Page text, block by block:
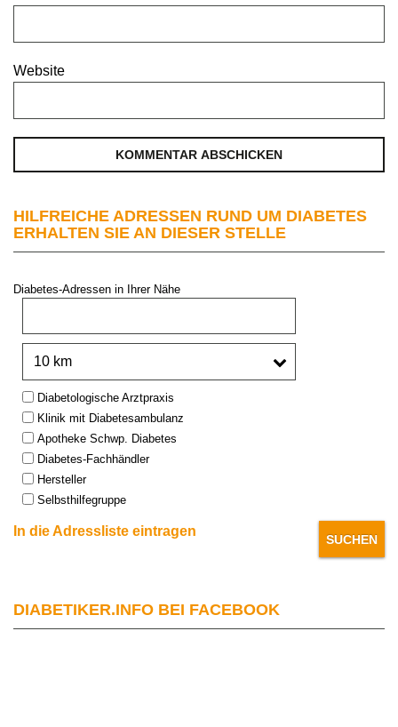
Website
HILFREICHE ADRESSEN RUND UM DIABETES
ERHALTEN SIE AN DIESER STELLE
Diabetes-Adressen in Ihrer Nähe
Type:Diabetologische Arztpraxis
Klinik mit Diabetesambulanz
Apotheke Schwp. Diabetes
Diabetes-Fachhändler
Hersteller
Selbsthilfegruppe
In die Adressliste eintragen
DIABETIKER.INFO BEI FACEBOOK